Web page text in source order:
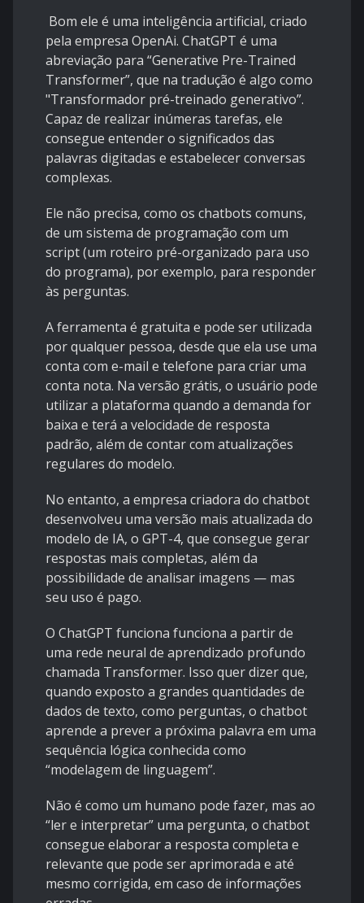
Bom ele é uma inteligência artificial, criado
pela empresa OpenAi. ChatGPT é uma
abreviação para “Generative Pre-Trained
Transformer”, que na tradução é algo como
"Transformador pré-treinado generativo”.
Capaz de realizar inúmeras tarefas, ele
consegue entender o significados das
palavras digitadas e estabelecer conversas
complexas.
Ele não precisa, como os chatbots comuns,
de um sistema de programação com um
script (um roteiro pré-organizado para uso
do programa), por exemplo, para responder
às perguntas.
A ferramenta é gratuita e pode ser utilizada
por qualquer pessoa, desde que ela use uma
conta com e-mail e telefone para criar uma
conta nota. Na versão grátis, o usuário pode
utilizar a plataforma quando a demanda for
baixa e terá a velocidade de resposta
padrão, além de contar com atualizações
regulares do modelo.
No entanto, a empresa criadora do chatbot
desenvolveu uma versão mais atualizada do
modelo de IA, o GPT-4, que consegue gerar
respostas mais completas, além da
possibilidade de analisar imagens — mas
seu uso é pago.
O ChatGPT funciona funciona a partir de
uma rede neural de aprendizado profundo
chamada Transformer. Isso quer dizer que,
quando exposto a grandes quantidades de
dados de texto, como perguntas, o chatbot
aprende a prever a próxima palavra em uma
sequência lógica conhecida como
“modelagem de linguagem”.
Não é como um humano pode fazer, mas ao
“ler e interpretar” uma pergunta, o chatbot
consegue elaborar a resposta completa e
relevante que pode ser aprimorada e até
mesmo corrigida, em caso de informações